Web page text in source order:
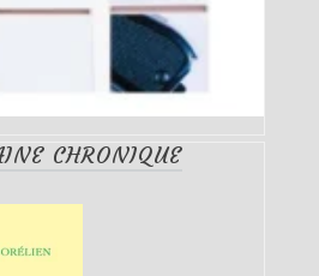
CHRONIQUE